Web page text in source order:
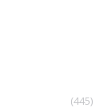
(445)